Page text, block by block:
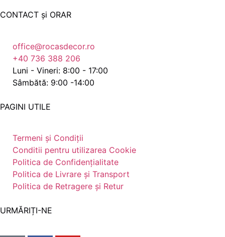
CONTACT și ORAR
office@rocasdecor.ro
+40 736 388 206
Luni - Vineri: 8:00 - 17:00
Sâmbătă: 9:00 -14:00
PAGINI UTILE
Termeni și Condiții
Conditii pentru utilizarea Cookie
Politica de Confidențialitate
Politica de Livrare și Transport
Politica de Retragere și Retur
URMĂRIȚI-NE